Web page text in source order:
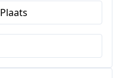
Plaats